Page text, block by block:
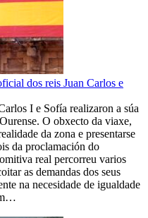
dos reis Juan Carlos e
I e Sofía realizaron a súa
O obxecto da viaxe,
da zona e presentarse
da proclamación do
real percorreu varios
as demandas dos seus
na necesidade de igualdade